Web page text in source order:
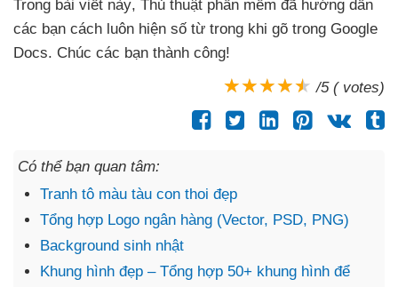
Trong bài viết này, Thủ thuật phần mềm đã hướng dẫn
các bạn cách luôn hiện số từ trong khi gõ trong Google
Docs. Chúc các bạn thành công!
/5 ( votes)
Có thể bạn quan tâm:
Tranh tô màu tàu con thoi đẹp
Tổng hợp Logo ngân hàng (Vector, PSD, PNG)
Background sinh nhật
Khung hình đẹp – Tổng hợp 50+ khung hình để